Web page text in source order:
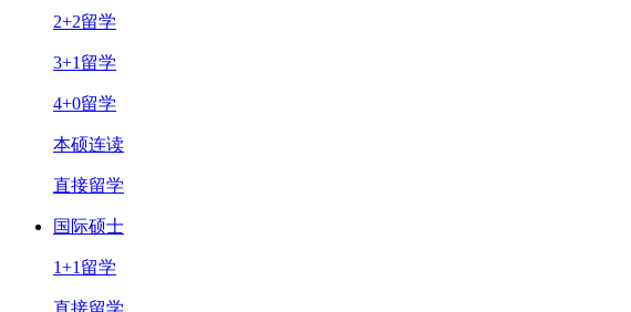
2+2留学
3+1留学
4+0留学
本硕连读
直接留学
国际硕士
1+1留学
直接留学